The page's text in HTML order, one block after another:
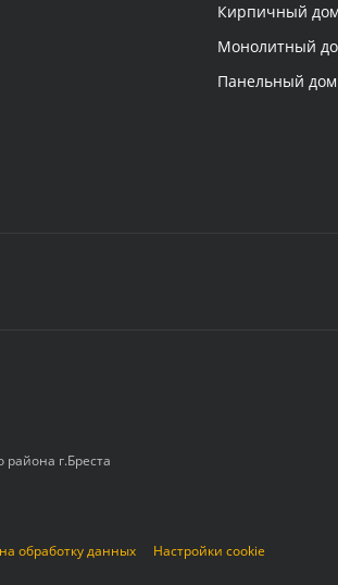
Кирпичный дом
Монолитный
Панельный дом
г.Бреста
обработку данных Настройки cookie